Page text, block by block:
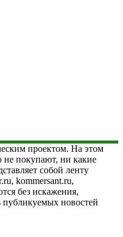
проектом. На этом
не покупают, ни какие
собой ленту
kommersant.ru,
без искажения,
публикуемых новостей